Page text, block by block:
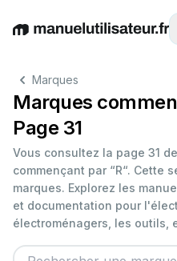
EnglishDeutschEspañol
Marques
Marques
Page 31
Vous consultez la page 31
commençant par “R“. Cette
marques. Explorez les
et documentation pour
électroménagers, les outils,